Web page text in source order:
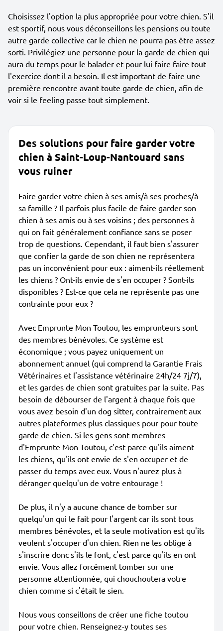
Choisissez l'option la plus appropriée pour votre chien. S'il
est sportif, nous vous déconseillons les pensions ou toute
autre garde collective car le chien ne pourra pas être assez
sorti. Privilégiez une personne pour la garde de chien qui
aura du temps pour le balader et pour lui faire faire tout
l'exercice dont il a besoin. Il est important de faire une
première rencontre avant toute garde de chien, afin de
voir si le feeling passe tout simplement.
Des solutions pour faire garder votre
chien à Saint-Loup-Nantouard sans
vous ruiner
Faire garder votre chien à ses amis/à ses proches/à
sa famille ? Il parfois plus facile de faire garder son
chien à ses amis ou à ses voisins ; des personnes à
qui on fait généralement confiance sans se poser
trop de questions. Cependant, il faut bien s'assurer
que confier la garde de son chien ne représentera
pas un inconvénient pour eux : aiment-ils réellement
les chiens ? Ont-ils envie de s'en occuper ? Sont-ils
disponibles ? Est-ce que cela ne représente pas une
contrainte pour eux ?
Avec Emprunte Mon Toutou, les emprunteurs sont
des membres bénévoles. Ce système est
économique ; vous payez uniquement un
abonnement annuel (qui comprend la Garantie Frais
Vétérinaires et l'assistance vétérinaire 24h/24 7j/7),
et les gardes de chien sont gratuites par la suite. Pas
besoin de débourser de l'argent à chaque fois que
vous avez besoin d'un dog sitter, contrairement aux
autres plateformes plus classiques pour pour toute
garde de chien. Si les gens sont membres
d'Emprunte Mon Toutou, c'est parce qu'ils aiment
les chiens, qu'ils ont envie de s'en occuper et de
passer du temps avec eux. Vous n'aurez plus à
déranger quelqu'un de votre entourage !
De plus, il n'y a aucune chance de tomber sur
quelqu'un qui le fait pour l'argent car ils sont tous
membres bénévoles, et la seule motivation est qu'ils
veulent s'occuper d'un chien. Rien ne les oblige à
s'inscrire donc s'ils le font, c'est parce qu'ils en ont
envie. Vous allez forcément tomber sur une
personne attentionnée, qui chouchoutera votre
chien comme si c'était le sien.
Nous vous conseillons de créer une fiche toutou
pour votre chien. Renseignez-y toutes ses